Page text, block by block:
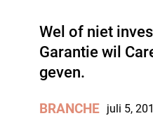
Wel of niet
Garantie wil
geven.
BRANCHE juli 5,